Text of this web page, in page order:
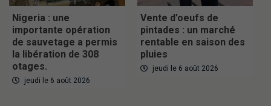
Nigeria : une
importante opération
de sauvetage a permis
la libération de 308
otages.
jeudi le 6 août 2026
Vente d’oeufs de
pintades : un marché
rentable en saison des
pluies
jeudi le 6 août 2026